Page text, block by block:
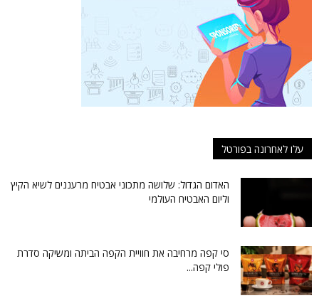
עלו לאחרונה בפורטל
האדום הגדול: שלושה מתכוני אבטיח מרעננים לשיא הקיץ
וליום האבטיח העולמי
סי קפה מרחיבה את חוויית הקפה הביתה ומשיקה סדרת
פולי קפה...